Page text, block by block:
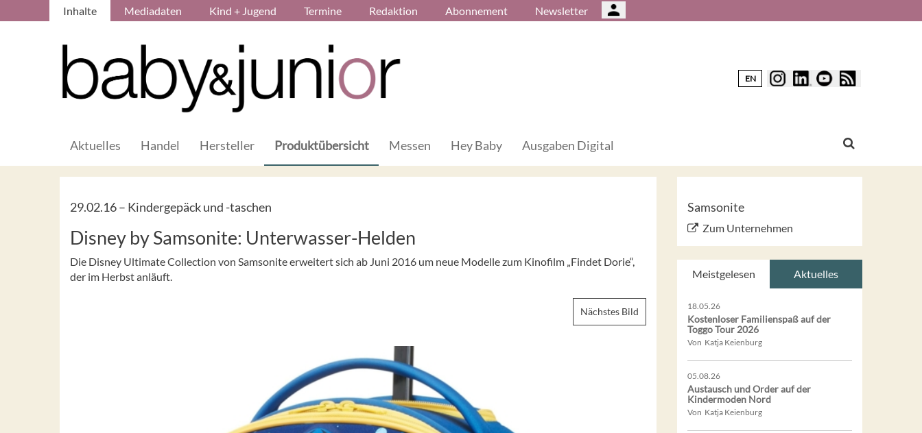
Inhalte Mediadaten Kind + Jugend Termine Redaktion Abonnement Newsletter
EN
Aktuelles Handel Hersteller Produktübersicht Messen Hey Baby Ausgaben Digital
29.02.16 – Kindergepäck und -taschen
Disney by Samsonite: Unterwasser-Helden
Die Disney Ultimate Collection von Samsonite erweitert sich ab Juni 2016 um neue Modelle zum Kinofilm „Findet Dorie“,
der im Herbst anläuft.
Nächstes Bild
Samsonite
Zum Unternehmen
Meistgelesen Aktuelles
18.05.26
Kostenloser Familienspaß auf der
Toggo Tour 2026
Von Katja Keienburg
05.08.26
Austausch und Order auf der
Kindermoden Nord
Von Katja Keienburg